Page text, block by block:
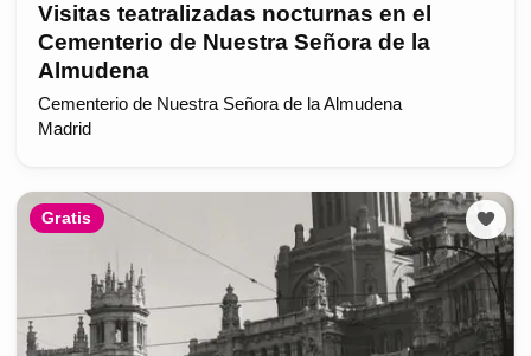
Visitas teatralizadas nocturnas en el
Cementerio de Nuestra Señora de la
Almudena
Cementerio de Nuestra Señora de la Almudena
Madrid
Gratis